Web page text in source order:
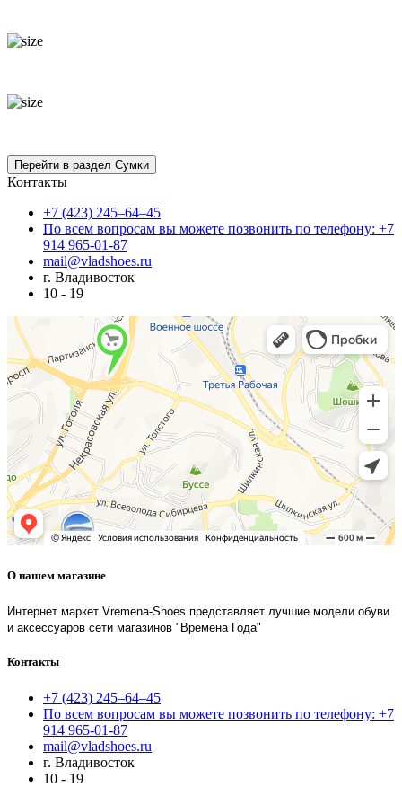
Контакты
+7 (423) 245–64–45
По всем вопросам вы можете позвонить по телефону: +7
914 965-01-87
mail@vladshoes.ru
г. Владивосток
10 - 19
О нашем магазине
Интернет маркет Vremena-Shoes представляет лучшие модели обуви
и аксессуаров сети магазинов "Времена Года"
Контакты
+7 (423) 245–64–45
По всем вопросам вы можете позвонить по телефону: +7
914 965-01-87
mail@vladshoes.ru
г. Владивосток
10 - 19